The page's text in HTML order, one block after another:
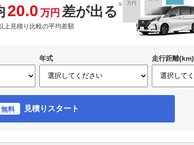
20.0 万円 差が出る ※
上見積り比較の平均差額
年式 走行距離(km)
無料 見積りスタート